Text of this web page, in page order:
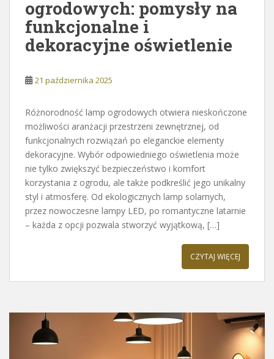
ogrodowych: pomysły na
funkcjonalne i
dekoracyjne oświetlenie
21 października 2025
Różnorodność lamp ogrodowych otwiera nieskończone
możliwości aranżacji przestrzeni zewnętrznej, od
funkcjonalnych rozwiązań po eleganckie elementy
dekoracyjne. Wybór odpowiedniego oświetlenia może
nie tylko zwiększyć bezpieczeństwo i komfort
korzystania z ogrodu, ale także podkreślić jego unikalny
styl i atmosferę. Od ekologicznych lamp solarnych,
przez nowoczesne lampy LED, po romantyczne latarnie
– każda z opcji pozwala stworzyć wyjątkową, […]
CZYTAJ WIĘCEJ